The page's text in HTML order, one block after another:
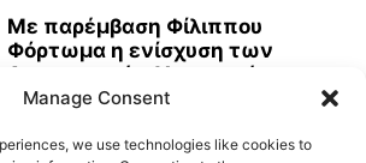
Με παρέμβαση Φίλιππου
Φόρτωμα η ενίσχυση των
Αστυνομικών Υπηρεσιών των
Κυκλάδων...
Manage Consent
we use technologies like cookies to